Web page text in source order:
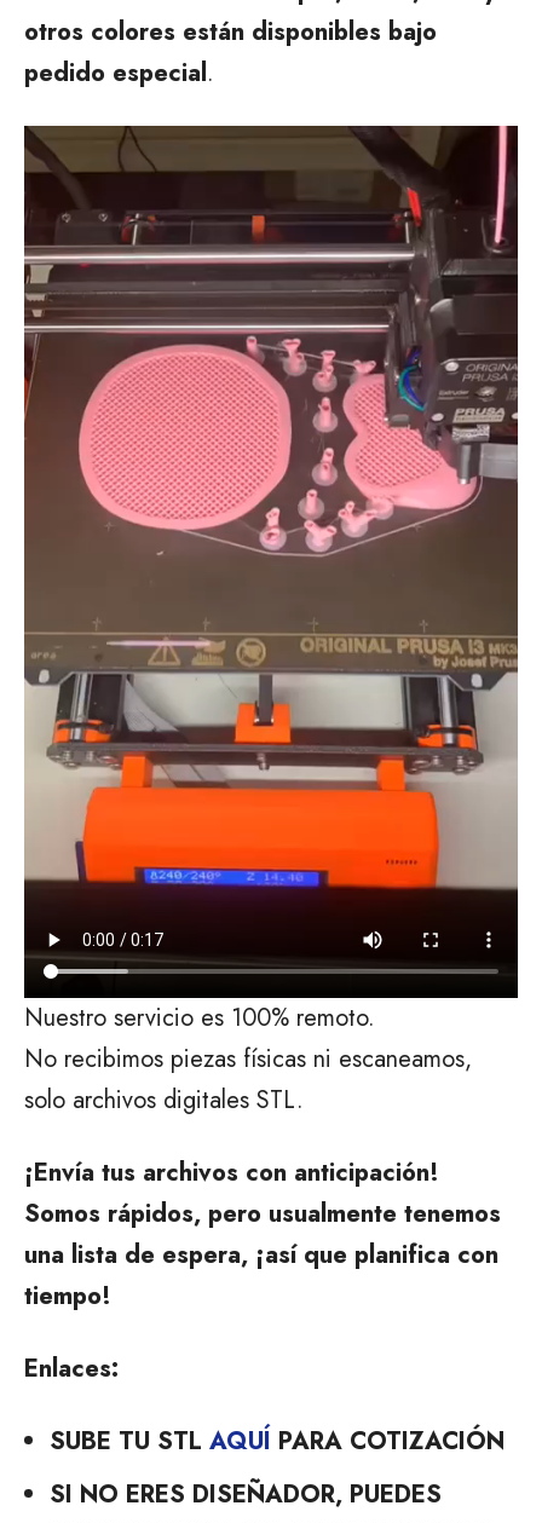
otros colores están disponibles bajo
pedido especial.
Nuestro servicio es 100% remoto.
No recibimos piezas físicas ni escaneamos,
solo archivos digitales STL.
¡Envía tus archivos con anticipación!
Somos rápidos, pero usualmente tenemos
una lista de espera, ¡así que planifica con
tiempo!
Enlaces:
SUBE TU STL AQUÍ PARA COTIZACIÓN
SI NO ERES DISEÑADOR, PUEDES